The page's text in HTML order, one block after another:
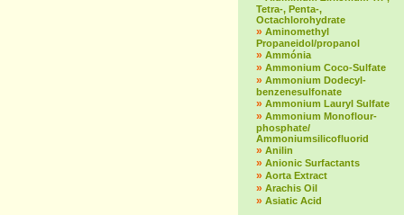
Tetra-, Penta-,
Octachlorohydrate
» Aminomethyl
Propaneidol/propanol
» Ammónia
» Ammonium Coco-Sulfate
» Ammonium Dodecyl-
benzenesulfonate
» Ammonium Lauryl Sulfate
» Ammonium Monoflour-
phosphate/
Ammoniumsilicofluorid
» Anilin
» Anionic Surfactants
» Aorta Extract
» Arachis Oil
» Asiatic Acid